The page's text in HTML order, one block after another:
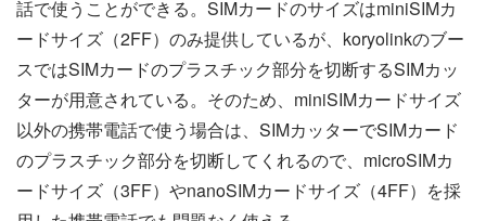
話で使うことができる。SIMカードのサイズはminiSIMカ
ードサイズ（2FF）のみ提供しているが、koryolinkのブー
スではSIMカードのプラスチック部分を切断するSIMカッ
ターが用意されている。そのため、miniSIMカードサイズ
以外の携帯電話で使う場合は、SIMカッターでSIMカード
のプラスチック部分を切断してくれるので、microSIMカ
ードサイズ（3FF）やnanoSIMカードサイズ（4FF）を採